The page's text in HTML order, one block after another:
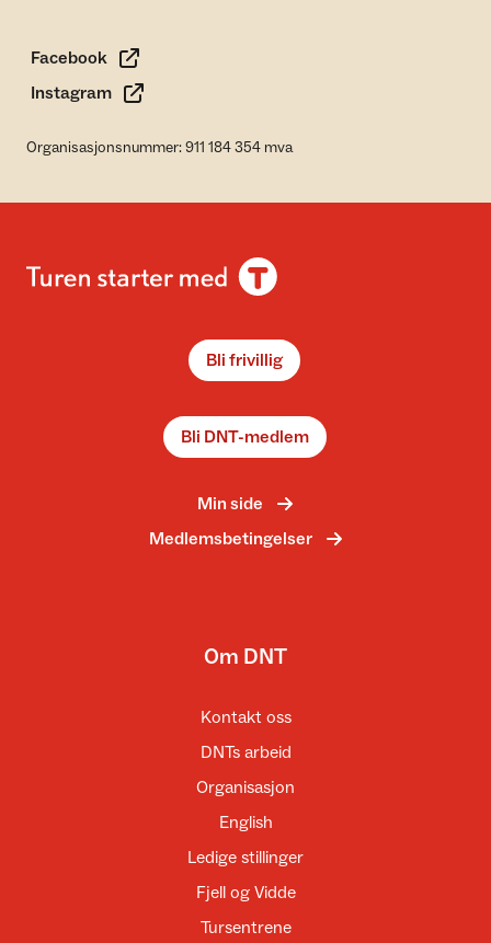
Facebook
Instagram
Organisasjonsnummer: 911 184 354 mva
Bli frivillig
Bli DNT-medlem
Min side
Medlemsbetingelser
Om DNT
Kontakt oss
DNTs arbeid
Organisasjon
English
Ledige stillinger
Fjell og Vidde
Tursentrene